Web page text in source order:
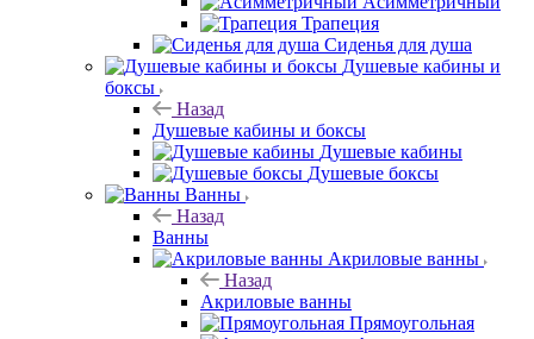
Трапеция
Сиденья для душа
Душевые кабины и
боксы
Назад
Душевые кабины и боксы
Душевые кабины
Душевые боксы
Ванны
Назад
Ванны
Акриловые ванны
Назад
Акриловые ванны
Прямоугольная